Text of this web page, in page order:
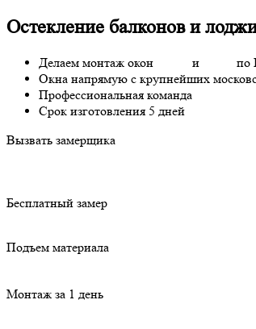
Остекление балконов и
Делаем монтаж окон и
по
Окна напрямую с крупнейших
Профессиональная команда
Срок изготовления 5 дней
Вызвать замерщика
Бесплатный замер
Подъем материала
Монтаж за 1 день